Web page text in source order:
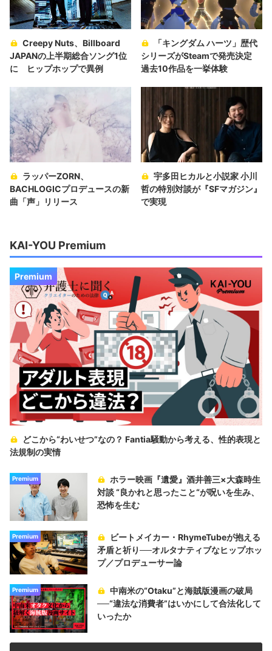
Creepy Nuts、Billboard
JAPANの上半期総合ソング1位
に ヒップホップで異例
「キングダム ハーツ」歴代
シリーズがSteamで発売決定
過去10作品を一挙体験
ラッパーZORN、
BACHLOGICプロデュースの新
曲「声」リリース
宇多田ヒカルと小説家 小川
哲の特別対談が『SFマガジン』
で実現
KAI-YOU Premium
Premium
どこから“わいせつ”なの？ Fantia騒動から考える、性的表現と
法規制の実情
Premium
ホラー映画『遺愛』酒井善三×大森時生
対談 “良かれと思ったこと“が呪いを生み、
恐怖を生む
Premium
ビートメイカー・RhymeTubeが抱える
矛盾と祈り──オルタナティブなヒップホッ
プ／プロデューサー論
Premium
中南米の“Otaku”と海賊版漫画の破局
──“違法な消費者”はいかにして合法化して
いったか